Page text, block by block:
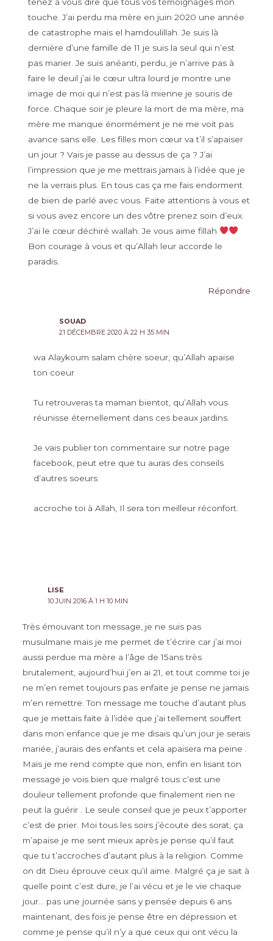
touche. J’ai perdu ma mère en juin 2020 une année
de catastrophe mais el hamdoulillah. Je suis là
dernière d’une famille de 11 je suis la seul qui n’est
pas marier. Je suis anéanti, perdu, je n’arrive pas à
faire le deuil j’ai le cœur ultra lourd je montre une
image de moi qui n’est pas là mienne je souris de
force. Chaque soir je pleure la mort de ma mère, ma
mère me manque énormément je ne me voit pas
avance sans elle. Les filles mon cœur va t’il s’apaiser
un jour ? Vais je passe au dessus de ça ? J’ai
l’impression que je me mettrais jamais à l’idée que je
ne la verrais plus. En tous cas ça me fais endorment
de bien de parlé avec vous. Faite attentions à vous et
si vous avez encore un des vôtre prenez soin d’eux.
J’ai le cœur déchiré wallah. Je vous aime fillah
Bon courage à vous et qu’Allah leur accorde le
paradis.
Répondre
SOUAD
21 DÉCEMBRE 2020 À 22 H 35 MIN
wa Alaykoum salam chère soeur, qu’Allah apaise
ton coeur
Tu retrouveras ta maman bientot, qu’Allah vous
réunisse éternellement dans ces beaux jardins.
Je vais publier ton commentaire sur notre page
facebook, peut etre que tu auras des conseils
d’autres soeurs
accroche toi à Allah, Il sera ton meilleur réconfort.
LISE
10 JUIN 2016 À 1 H 10 MIN
Très émouvant ton message, je ne suis pas
musulmane mais je me permet de t’écrire car j’ai moi
aussi perdue ma mère a l’âge de 15ans très
brutalement, aujourd’hui j’en ai 21, et tout comme toi je
ne m’en remet toujours pas enfaite je pense ne jamais
m’en remettre. Ton message me touche d’autant plus
que je mettais faite à l’idée que j’ai tellement souffert
dans mon enfance que je me disais qu’un jour je serais
mariée, j’aurais des enfants et cela apaisera ma peine .
Mais je me rend compte que non, enfin en lisant ton
message je vois bien que malgré tous c’est une
douleur tellement profonde que finalement rien ne
peut la guérir . Le seule conseil que je peux t’apporter
c’est de prier. Moi tous les soirs j’écoute des sorat, ça
m’apaise je me sent mieux après je pense qu’il faut
que tu t’accroches d’autant plus à la religion. Comme
on dit Dieu éprouve ceux qu’il aime. Malgré ça je sait à
quelle point c’est dure, je l’ai vécu et je le vie chaque
jour… pas une journée sans y pensée depuis 6 ans
maintenant, des fois je pense être en dépression et
comme je pense qu’il n’y a que ceux qui ont vécu la